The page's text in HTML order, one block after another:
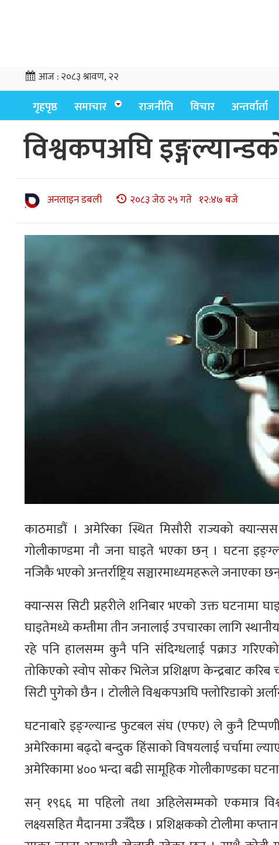
आज :२०८३ श्रावण, २२
गृहपृष्ठ समाचार राजनीति विचार अन्तर्वार्ता
विश्वकपअघि
अनलाइन डबली २०८३ जेठ २५ गते १२:४७ बजे
काठमाडौं । अमेरिका स्थित मिसौरी राज्यको
गोलीकाण्डमा नौ जना घाइते भएका छन् । घटना
नजिकै भएको अन्तर्राष्ट्रिय सञ्चारमाध्यमहरूले जनाएका
क्यान्सस सिटी प्रहरीले शनिबार भएको उक्त
घाइतेमध्ये कम्तीमा तीन जनालाई उपचारका लागि
रहे पनि हालसम्म कुनै पनि संदिग्धलाई पक्राउ
तोकिएको स्वोप सोकर भिलेज प्रशिक्षण केन्द्रबाट
सिटी पुगेको छैन । टोलीले विश्वकपअघि फ्लोरिडाको
घटनाबारे इङ्ग्ल्यान्ड फुटबल संघ (एफए) ले कुनै
अमेरिकामा बढ्दो बन्दुक हिंसाको विषयलाई चर्चामा
अमेरिकामा ४०० भन्दा बढी सामूहिक गोलीकाण्डका
सन् १९६६ मा पहिलो तथा अहिलेसम्मको एकमात्र
लक्ष्यसहित मैदानमा उत्रँदैछ । प्रशिक्षकको टोलीमा